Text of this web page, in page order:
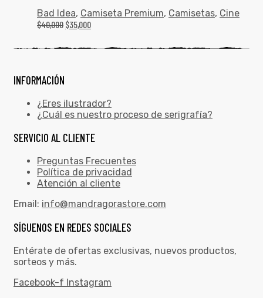
Bad Idea, Camiseta Premium, Camisetas, Cine
$40,000 $35,000
INFORMACIÓN
¿Eres ilustrador?
¿Cuál es nuestro proceso de serigrafía?
SERVICIO AL CLIENTE
Preguntas Frecuentes
Política de privacidad
Atención al cliente
Email: info@mandragorastore.com
SÍGUENOS EN REDES SOCIALES
Entérate de ofertas exclusivas, nuevos productos,
sorteos y más.
Facebook-f Instagram